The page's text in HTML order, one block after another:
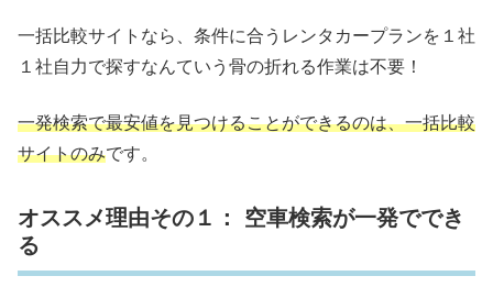
一括比較サイトなら、条件に合うレンタカープランを１社
１社自力で探すなんていう骨の折れる作業は不要！
一発検索で最安値を見つけることができるのは、一括比較
サイトのみです。
オススメ理由その１： 空車検索が一発ででき
る